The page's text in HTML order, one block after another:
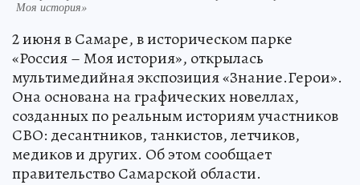
Моя история»
2 июня в Самаре, в историческом парке
«Россия – Моя история», открылась
мультимедийная экспозиция «Знание.Герои».
Она основана на графических новеллах,
созданных по реальным историям участников
СВО: десантников, танкистов, летчиков,
медиков и других. Об этом сообщает
правительство Самарской области.